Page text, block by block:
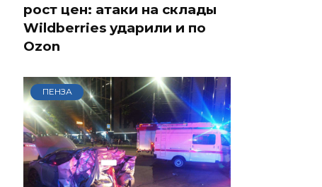
рост цен: атаки на склады
Wildberries ударили и по
Ozon
ПЕНЗА